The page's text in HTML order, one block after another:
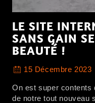
LE SITE
SANS GAIN
BEAUTÉ !
15 Décembre 2023
On est super contents
de notre tout nouveau